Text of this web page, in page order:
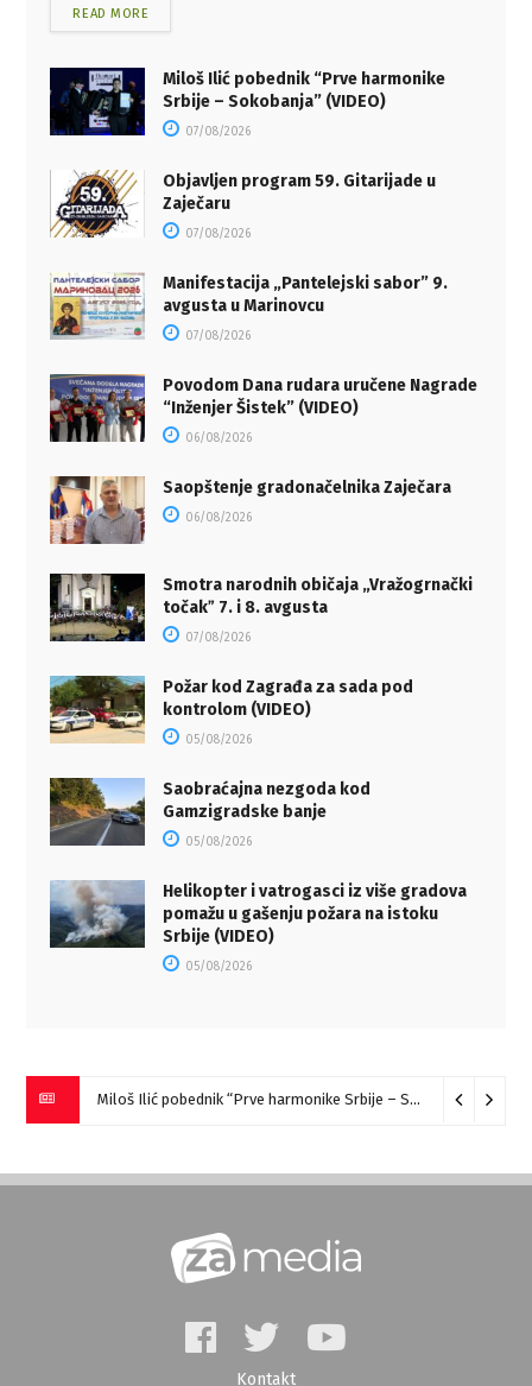
READ MORE
Miloš Ilić pobednik “Prve harmonike
Srbije – Sokobanja” (VIDEO)
07/08/2026
Objavljen program 59. Gitarijade u
Zaječaru
07/08/2026
Manifestacija „Pantelejski sabor” 9.
avgusta u Marinovcu
07/08/2026
Povodom Dana rudara uručene Nagrade
“Inženjer Šistek” (VIDEO)
06/08/2026
Saopštenje gradonačelnika Zaječara
06/08/2026
Smotra narodnih običaja „Vražogrnački
točakˮ 7. i 8. avgusta
07/08/2026
Požar kod Zagrađa za sada pod
kontrolom (VIDEO)
05/08/2026
Saobraćajna nezgoda kod
Gamzigradske banje
05/08/2026
Helikopter i vatrogasci iz više gradova
pomažu u gašenju požara na istoku
Srbije (VIDEO)
05/08/2026
Miloš Ilić pobednik “Prve harmonike Srbije – Sokobanja” (VIDEO)
Kontakt